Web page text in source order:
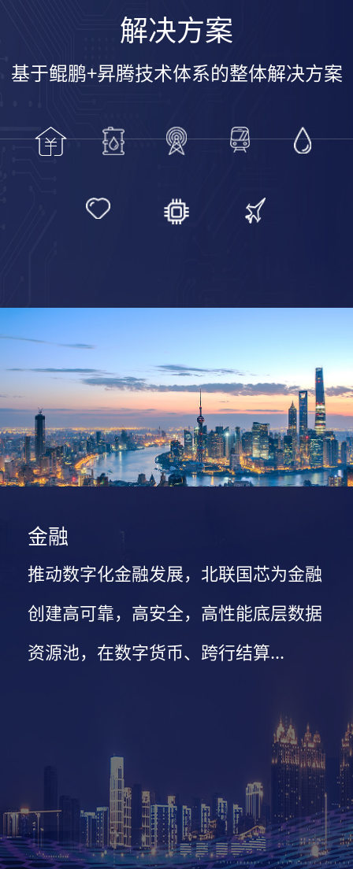
解决方案
基于鲲鹏+昇腾技术体系的整体解决方案
金融
推动数字化金融发展，北联国芯为金融
创建高可靠，高安全，高性能底层数据
资源池，在数字货币、跨行结算...